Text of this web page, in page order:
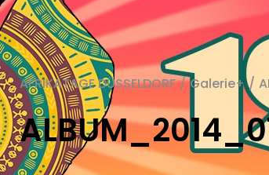
AFRIKATAGE DÜSSELDORF / Galerie+ /